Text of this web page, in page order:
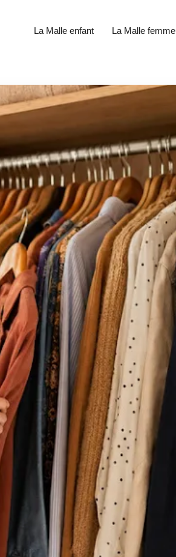
La Malle enfant La Malle femme